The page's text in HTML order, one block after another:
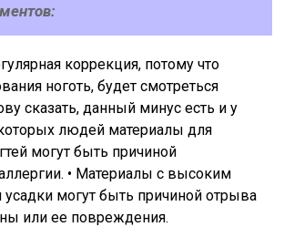
коррекция, потому что
ноготь, будет смотреться
сказать, данный минус есть и у
людей материалы для
могут быть причиной
• Материалы с высоким
могут быть причиной отрыва
или ее повреждения.